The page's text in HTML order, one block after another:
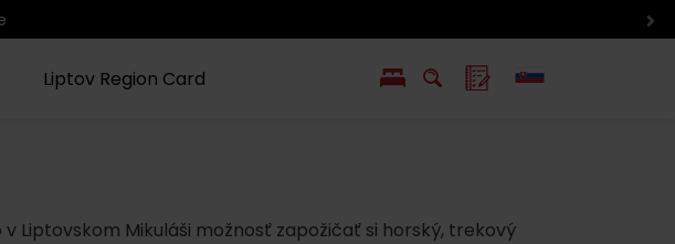
Liptov
Liptova
Liptov Region Card
Liptovskom Mikuláši možnosť zapožičať si horský, trekový